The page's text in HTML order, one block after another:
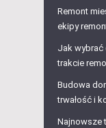
Remont
ekipy
Jak
trakcie
Budowa
trwałość i
Najnowsze